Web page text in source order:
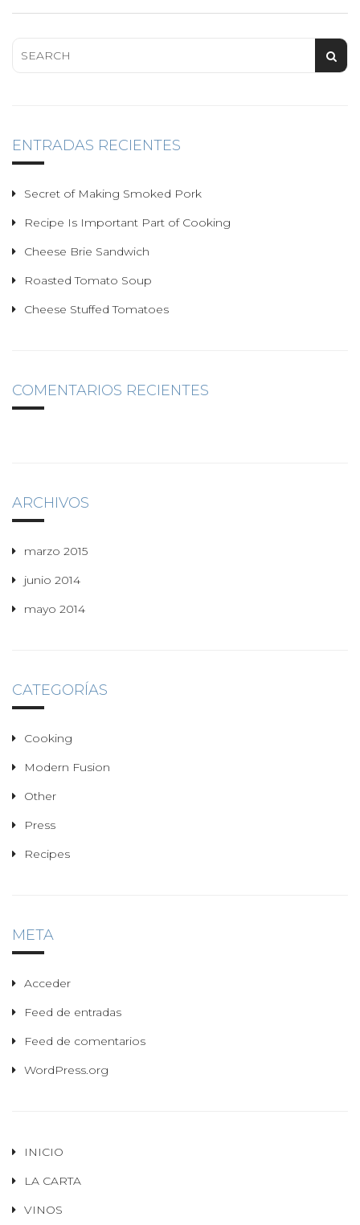
n
o
n
ENTRADAS RECIENTES
Secret of Making Smoked Pork
Recipe Is Important Part of Cooking
Cheese Brie Sandwich
Roasted Tomato Soup
Cheese Stuffed Tomatoes
COMENTARIOS RECIENTES
ARCHIVOS
marzo 2015
junio 2014
mayo 2014
CATEGORÍAS
Cooking
Modern Fusion
Other
Press
Recipes
META
Acceder
Feed de entradas
Feed de comentarios
WordPress.org
INICIO
LA CARTA
VINOS